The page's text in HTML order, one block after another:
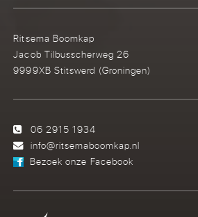
Ritsema Boomkap
Jacob Tilbusscherweg 26
9999XB Stitswerd (Groningen)
06 2915 1934
info@ritsemaboomkap.nl
Bezoek onze Facebook